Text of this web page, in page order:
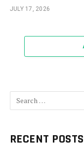
JULY 17, 2026
RECENT POSTS